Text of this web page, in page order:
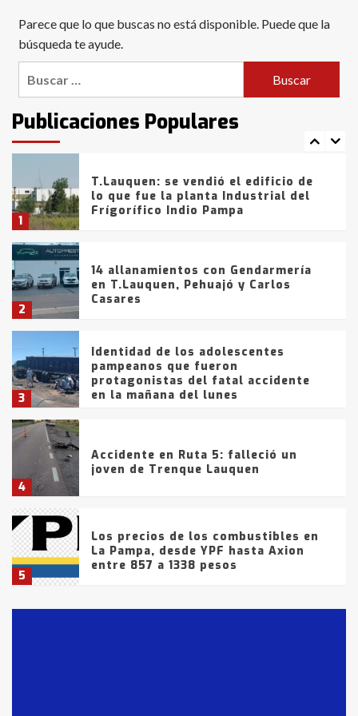
Parece que lo que buscas no está disponible. Puede que la
búsqueda te ayude.
Publicaciones Populares
6
con lluvias y heladas, en gran parte
de la provincia
intentaron evadir a la Policía
fueron detenidos por
comercialización de drogas en la
tarde del sábado
1
T.Lauquen: se vendió el edificio de
lo que fue la planta Industrial del
Frígorífico Indio Pampa
2
14 allanamientos con Gendarmería
en T.Lauquen, Pehuajó y Carlos
Casares
3
Identidad de los adolescentes
pampeanos que fueron
protagonistas del fatal accidente
en la mañana del lunes
4
Accidente en Ruta 5: falleció un
joven de Trenque Lauquen
5
Los precios de los combustibles en
La Pampa, desde YPF hasta Axion
entre 857 a 1338 pesos